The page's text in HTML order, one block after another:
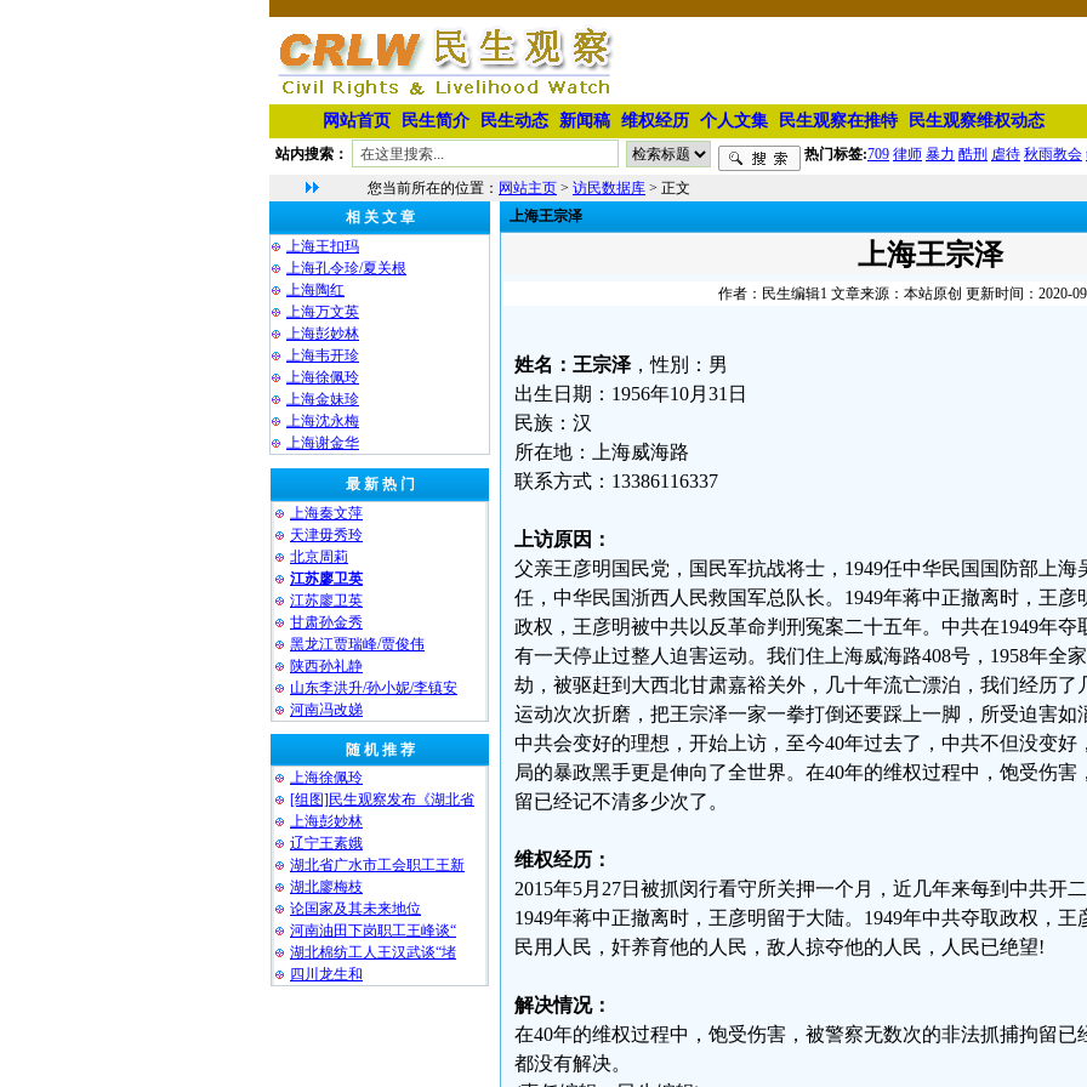
网站首页 民生简介 民生动态 新闻稿 维权经历 个人文集 民生观察在推特 民生观察维权动态
站内搜索： 热门标签:709 律师 暴力 酷刑 虐待 秋雨教会
您当前所在的位置： 网站主页 > 访民数据库 > 正文
相 关 文 章
上海王扣玛
上海孔令珍/夏关根
上海陶红
上海万文英
上海彭妙林⁩
上海韦开珍
上海徐佩玲
上海金妹珍⁩
上海沈永梅
上海谢金华
最 新 热 门
上海秦文萍
天津毋秀玲
北京周莉
江苏廖卫英
江苏廖卫英
甘肃孙金秀
黑龙江贾瑞峰/贾俊伟
陕西孙礼静
山东李洪升/孙小妮/李镇安
河南冯改娣
随 机 推 荐
上海徐佩玲
[组图]民生观察发布《湖北省
上海彭妙林⁩
辽宁王素娥
湖北省广水市工会职工王新
湖北廖梅枝
论国家及其未来地位
河南油田下岗职工王峰谈“
湖北棉纺工人王汉武谈“堵
四川龙生和
上海王宗泽
上海王宗泽
作者：民生编辑1 文章来源：本站原创 更新时间：2020-
姓名：王宗泽，性別：男
出生日期：1956年10月31日
民族：汉
所在地：上海威海路
联系方式：13386116337
上访原因：
父亲王彦明国民党，国民军抗战将士，1949任中华民国国防部上海
任，中华民国浙西人民救国军总队长。1949年蒋中正撤离时，王彦
政权，王彦明被中共以反革命判刑冤案二十五年。中共在1949年夺
有一天停止过整人迫害运动。我们住上海威海路408号，1958年全
劫，被驱赶到大西北甘肃嘉裕关外，几十年流亡漂泊，我们经历了
运动次次折磨，把王宗泽一家一拳打倒还要踩上一脚，所受迫害如
中共会变好的理想，开始上访，至今40年过去了，中共不但没变好
局的暴政黑手更是伸向了全世界。在40年的维权过程中，饱受伤
留已经记不清多少次了。
维权经历：
2015年5月27日被抓闵行看守所关押一个月，近几年来每到中共开
1949年蒋中正撤离时，王彦明留于大陆。1949年中共夺取政权，王
民用人民，奸养育他的人民，敌人掠夺他的人民，人民已绝望!
解决情况：
在40年的维权过程中，饱受伤害，被警察无数次的非法抓捕拘留已
都没有解决。